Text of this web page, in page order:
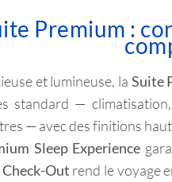
Premium :
et lumineuse, la Suite
standard —
— avec des finitions
Sleep Experience
Check-Out rend le voyage